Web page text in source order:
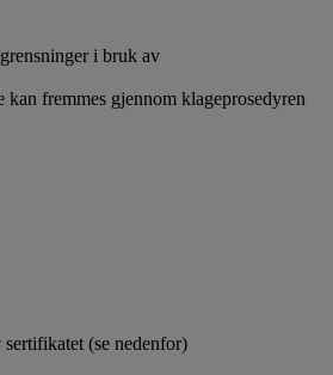
i bruk av
fremmes gjennom klageprosedyren
(se nedenfor)